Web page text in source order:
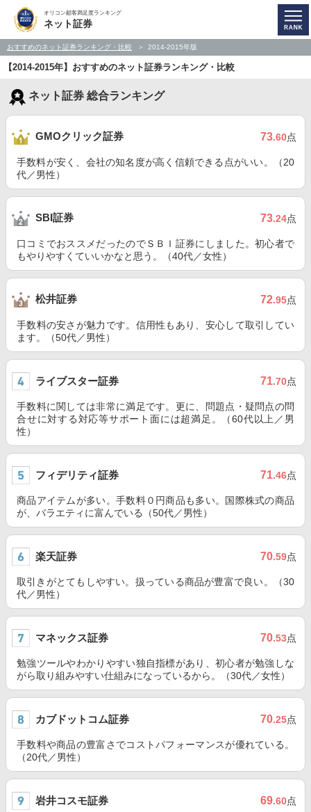
オリコン顧客満足度ランキング
ネット証券
おすすめのネット証券ランキング・比較 2014-2015年版
【2014-2015年】おすすめのネット証券ランキング・比較
ネット証券 総合ランキング
GMOクリック証券 73.60点
手数料が安く、会社の知名度が高く信頼できる点がいい。（20
代／男性）
SBI証券 73.24点
口コミでおススメだったのでＳＢＩ証券にしました。初心者で
もやりやすくていいかなと思う。（40代／女性）
松井証券 72.95点
手数料の安さが魅力です。信用性もあり、安心して取引してい
ます。（50代／男性）
ライブスター証券 71.70点
手数料に関しては非常に満足です。更に、問題点・疑問点の問
合せに対する対応等サポート面には超満足。（60代以上／男
性）
フィデリティ証券 71.46点
商品アイテムが多い。手数料０円商品も多い。国際株式の商品
が、バラエティに富んでいる（50代／男性）
楽天証券 70.59点
取引きがとてもしやすい。扱っている商品が豊富で良い。（30
代／男性）
マネックス証券 70.53点
勉強ツールやわかりやすい独自指標があり、初心者が勉強しな
がら取り組みやすい仕組みになっているから。（30代／女性）
カブドットコム証券 70.25点
手数料や商品の豊富さでコストパフォーマンスが優れている。
（20代／男性）
岩井コスモ証券 69.60点